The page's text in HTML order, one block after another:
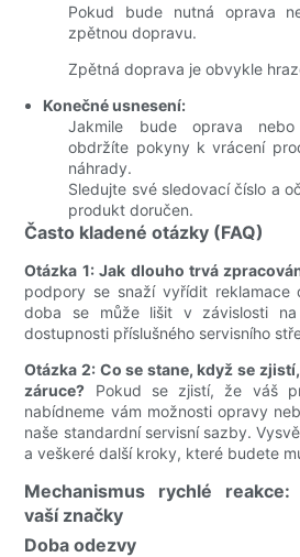
Pokud bude nutná oprava
zpětnou dopravu.
Zpětná doprava je obvykle
Konečné usnesení:
Jakmile bude oprava nebo
obdržíte pokyny k vrácení
náhrady.
Sledujte své sledovací číslo a
produkt doručen.
Často kladené otázky (FAQ)
Otázka 1: Jak dlouho trvá
podpory se snaží vyřídit reklamace
doba se může lišit v závislosti
dostupnosti příslušného servisního
Otázka 2: Co se stane, když se
záruce? Pokud se zjistí, že váš
nabídneme vám možnosti opravy
naše standardní servisní sazby.
a veškeré další kroky, které budete
Mechanismus rychlé
vaší značky
Doba odezvy